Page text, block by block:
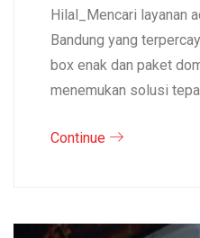
Hilal_Mencari layanan
Bandung yang
box enak dan paket
menemukan solusi
Continue